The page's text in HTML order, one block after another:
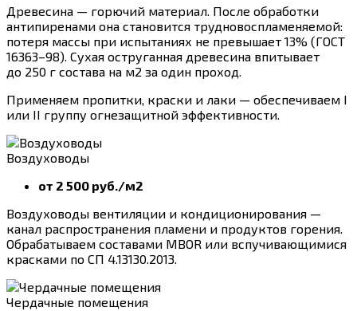
Древесина — горючий материал. После обработки
антипиренами она становится трудновоспламеняемой:
потеря массы при испытаниях не превышает 13% (ГОСТ
16363–98). Сухая оструганная древесина впитывает
до 250 г состава на м2 за один проход.
Применяем пропитки, краски и лаки — обеспечиваем I
или II группу огнезащитной эффективности.
Воздуховоды
от 2 500 руб./м2
Воздуховоды вентиляции и кондиционирования —
канал распространения пламени и продуктов горения.
Обрабатываем составами MBOR или вспучивающимися
красками по СП 4.13130.2013.
Чердачные помещения